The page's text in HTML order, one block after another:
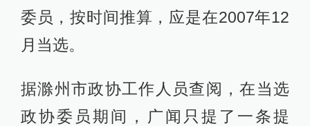
委员，按时间推算，应是在2007年12
月当选。
据滁州市政协工作人员查阅，在当选
政协委员期间，广闻只提了一条提